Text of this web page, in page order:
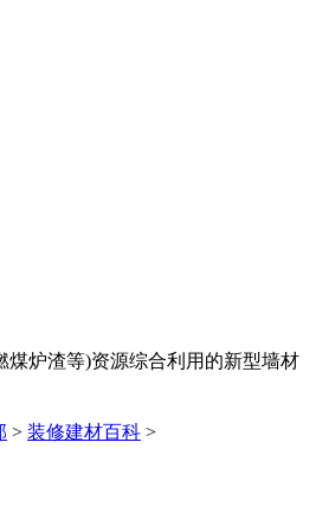
煤炉渣等)资源综合利用的新型墙材
> 装修建材百科 >